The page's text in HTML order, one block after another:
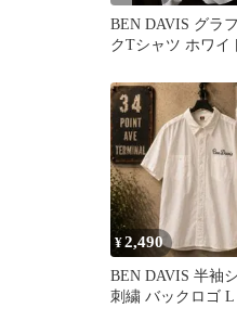
BEN DAVIS グラ
クTシャツ ホワイ
¥2,490
BEN DAVIS 半袖
刺繍 バックロゴ